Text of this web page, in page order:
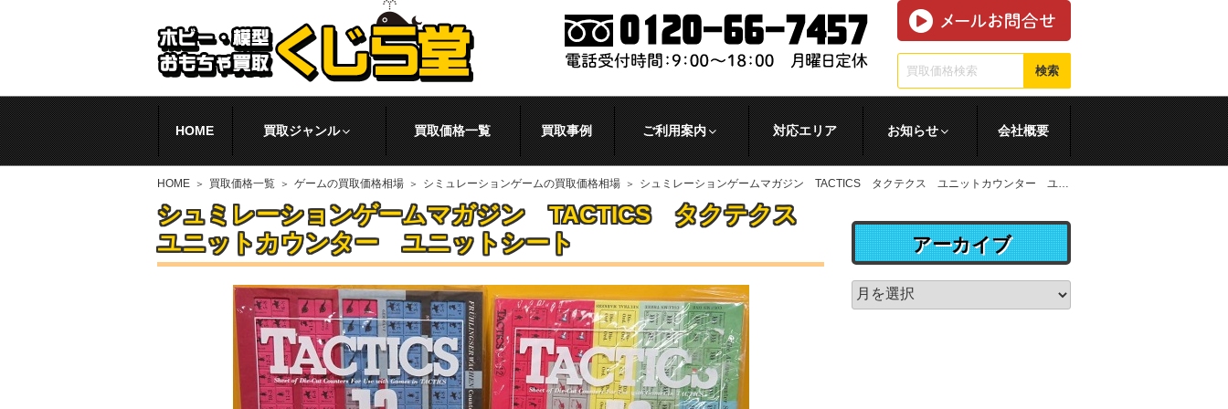
検索
HOME 買取ジャンル 買取価格一覧 買取事例 ご利用案内 対応エリア お知らせ 会社概要
HOME 買取価格一覧 ゲームの買取価格相場 シミュレーションゲームの買取価格相場 シュミレーションゲームマガジン TACTICS タクテクス ユニットカウンター ユニットシート
シュミレーションゲームマガジン TACTICS タクテクス
ユニットカウンター ユニットシート
アーカイブ